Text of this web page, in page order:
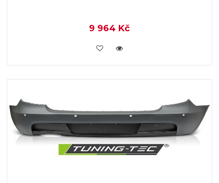
9 964 Kč
KOUPIT